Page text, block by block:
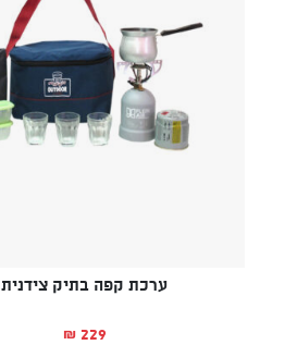
ערכת קפה בתיק צידנית
₪ 229